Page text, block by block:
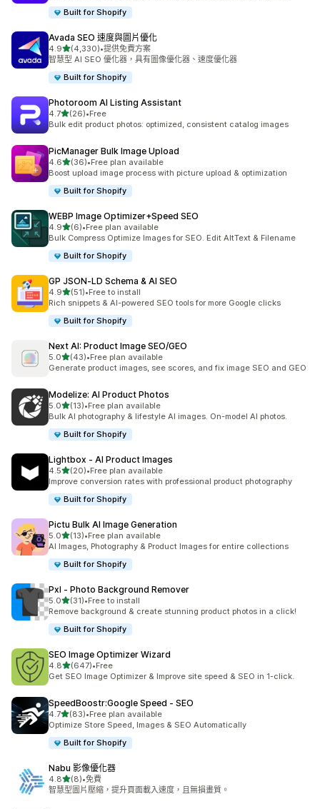
Built for Shopify
Avada SEO 速度與圖片優化
4.9滿分 5 顆星
(4,330)
共有 4330 則評價
•提供免費方案
智慧型 AI SEO 優化器，具有圖像優化器、速度優化器
Built for Shopify
Photoroom AI Listing Assistant
4.7滿分 5 顆星
(26)
共有 26 則評價
•Free
Bulk edit product photos: optimized, consistent catalog images
PicManager Bulk Image Upload
4.6滿分 5 顆星
(36)
共有 36 則評價
•Free plan available
Boost upload image process with picture upload & optimization
Built for Shopify
WEBP Image Optimizer+Speed SEO
4.9滿分 5 顆星
(6)
共有 6 則評價
•Free plan available
Bulk Compress Optimize Images for SEO. Edit AltText & Filename
Built for Shopify
GP JSON‑LD Schema & AI SEO
4.9滿分 5 顆星
(51)
共有 51 則評價
•Free to install
Rich snippets & AI-powered SEO tools for more Google clicks
Built for Shopify
Next AI: Product Image SEO/GEO
5.0滿分 5 顆星
(43)
共有 43 則評價
•Free plan available
Generate product images, see scores, and fix image SEO and GEO
Modelize: AI Product Photos
5.0滿分 5 顆星
(13)
共有 13 則評價
•Free plan available
Bulk AI photography & lifestyle AI images. On-model AI photos.
Built for Shopify
Lightbox ‑ AI Product Images
4.5滿分 5 顆星
(20)
共有 20 則評價
•Free plan available
Improve conversion rates with professional product photography
Built for Shopify
Pictu Bulk AI Image Generation
5.0滿分 5 顆星
(13)
共有 13 則評價
•Free plan available
AI Images, Photography & Product Images for entire collections
Built for Shopify
Pxl ‑ Photo Background Remover
5.0滿分 5 顆星
(31)
共有 31 則評價
•Free to install
Remove background & create stunning product photos in a click!
Built for Shopify
SEO Image Optimizer Wizard
4.8滿分 5 顆星
(647)
共有 647 則評價
•Free
Get SEO Image Optimizer & Improve site speed & SEO in 1-click.
SpeedBoostr:Google Speed ‑ SEO
4.7滿分 5 顆星
(83)
共有 83 則評價
•Free plan available
Optimize Store Speed, Images & SEO Automatically
Built for Shopify
Nabu 影像優化器
4.8滿分 5 顆星
(8)
共有 8 則評價
•免費
智慧型圖片壓縮，提升頁面載入速度，且無損畫質。